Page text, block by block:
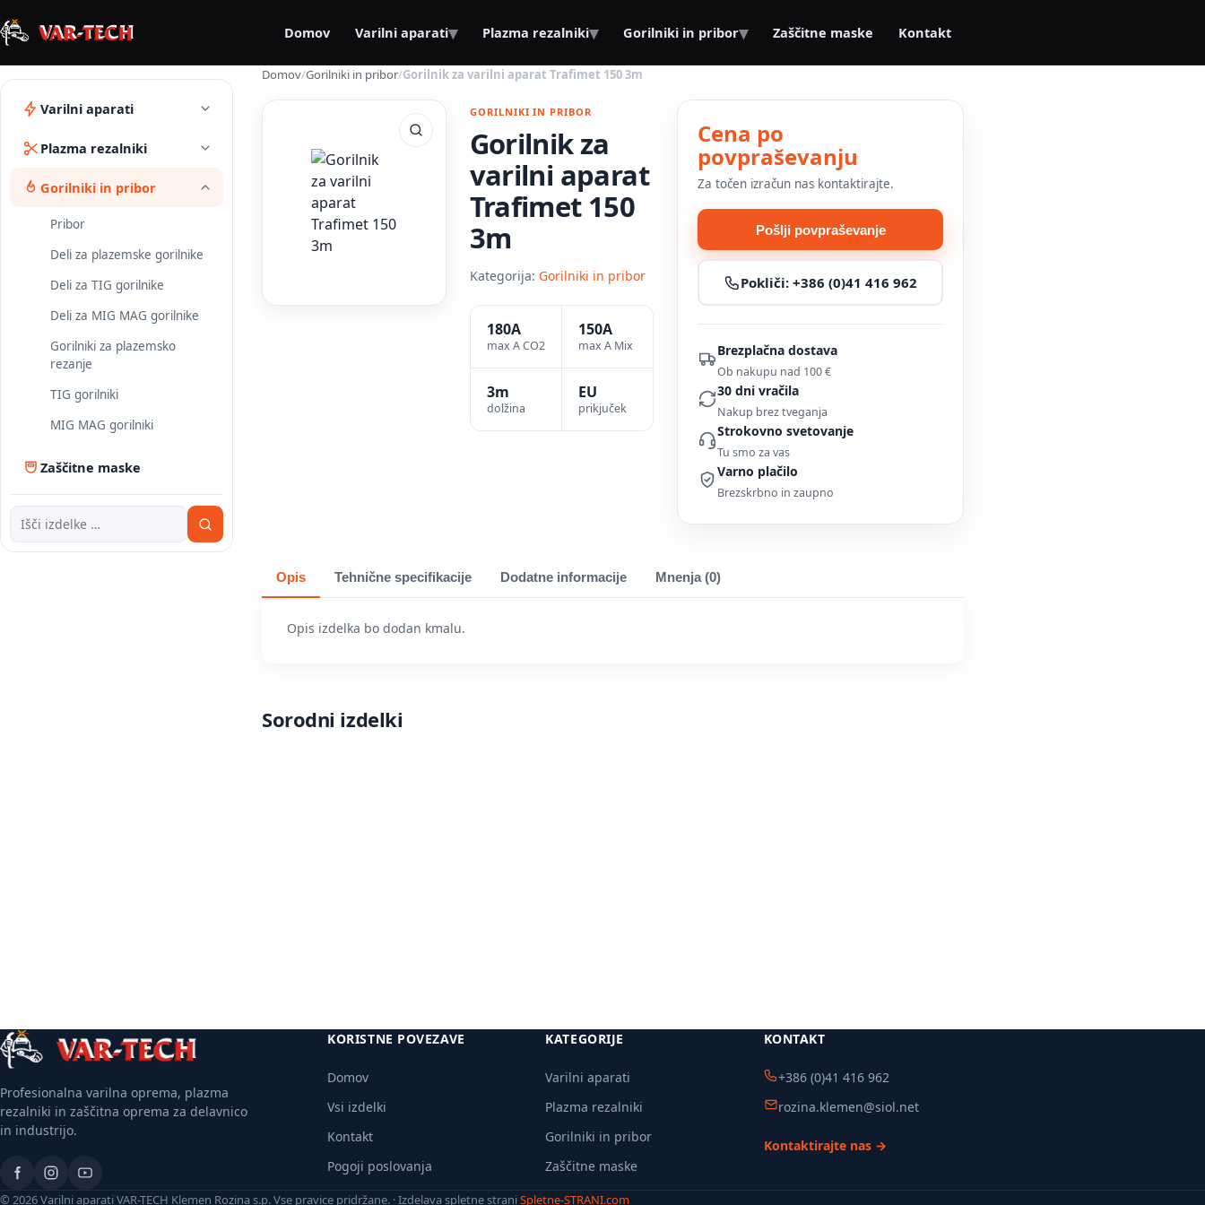
Domov Varilni aparati▾ Plazma rezalniki▾ Gorilniki in pribor▾ Zaščitne maske Kontakt
Varilni aparati
Plazma rezalniki
Gorilniki in pribor
Pribor
Deli za plazemske gorilnike
Deli za TIG gorilnike
Deli za MIG MAG gorilnike
Gorilniki za plazemsko
rezanje
TIG gorilniki
MIG MAG gorilniki
Zaščitne maske
Domov/Gorilniki in pribor/Gorilnik za varilni aparat Trafimet 150 3m
GORILNIKI IN PRIBOR
Gorilnik za
varilni aparat
Trafimet 150
3m
Kategorija: Gorilniki in pribor
180A
max A CO2
150A
max A Mix
3m
dolžina
EU
prikjuček
Cena po
povpraševanju
Za točen izračun nas kontaktirajte.
Pošlji povpraševanje
Pokliči: +386 (0)41 416 962
Brezplačna dostava
Ob nakupu nad 100 €
30 dni vračila
Nakup brez tveganja
Strokovno svetovanje
Tu smo za vas
Varno plačilo
Brezskrbno in zaupno
Opis Tehnične specifikacije Dodatne informacije Mnenja (0)
Opis izdelka bo dodan kmalu.
Sorodni izdelki
Profesionalna varilna oprema, plazma
rezalniki in zaščitna oprema za delavnico
in industrijo.
KORISTNE POVEZAVE
Domov
Vsi izdelki
Kontakt
Pogoji poslovanja
KATEGORIJE
Varilni aparati
Plazma rezalniki
Gorilniki in pribor
Zaščitne maske
KONTAKT
+386 (0)41 416 962
rozina.klemen@siol.net
Kontaktirajte nas →
© 2026Varilni aparati VAR-TECH Klemen Rozina s.p. Vse pravice pridržane. · Izdelava spletne straniSpletne-STRANI.com